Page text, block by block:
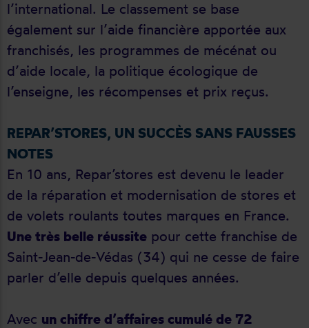
l’international. Le classement se base
également sur l’aide financière apportée aux
franchisés, les programmes de mécénat ou
d’aide locale, la politique écologique de
l’enseigne, les récompenses et prix reçus.
REPAR’STORES, UN SUCCÈS SANS FAUSSES
NOTES
En 10 ans, Repar’stores est devenu le leader
de la réparation et modernisation de stores et
de volets roulants toutes marques en France.
Une très belle réussite pour cette franchise de
Saint-Jean-de-Védas (34) qui ne cesse de faire
parler d’elle depuis quelques années.
Avec un chiffre d’affaires cumulé de 72